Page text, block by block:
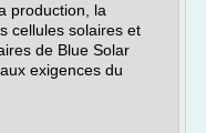
production, la
cellules solaires et
de Blue Solar
exigences du